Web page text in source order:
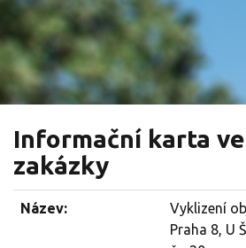
Informační karta
zakázky
Název:
Vyklizení
Praha 8, U